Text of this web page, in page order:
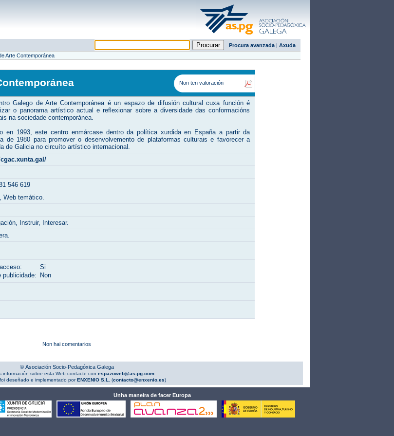
Procura avanzada | Axuda
Arte Contemporánea
Non ten valoración
Galego de Arte Contemporánea é un espazo de difusión cultural cuxa función é
o panorama artístico actual e reflexionar sobre a diversidade das conformacións
na sociedade contemporánea.
en 1993, este centro enmárcase dentro da política xurdida en España a partir da
de 1980 para promover o desenvolvemento de plataformas culturais e favorecer a
de Galicia no circuíto artístico internacional.
546 619
Web temático.
Instruir, Interesar.
Si
publicidade:
Non
Non hai comentarios
© Asociación Socio-Pedagóxica Galega
información sobre esta Web contacte con espazoweb@as-pg.com
deseñado e implementado porENXENIO S.L. (contacto@enxenio.es)
Unha maneira de facer Europa